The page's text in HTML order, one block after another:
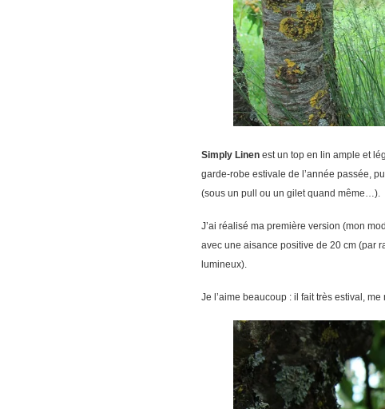
Simply Linen est un top en lin ample et
garde-robe estivale de l’année passée,
(sous un pull ou un gilet quand même…).
J’ai réalisé ma première version (mon
avec une aisance positive de 20 cm (par
lumineux).
Je l’aime beaucoup : il fait très estival,